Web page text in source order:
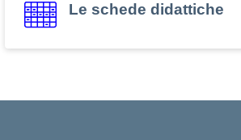
Le schede didattiche